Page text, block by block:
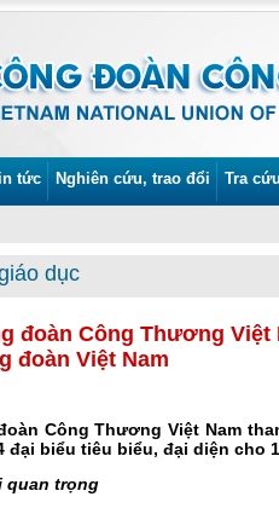
tức Nghiên cứu, trao đổi Tra
dục
đoàn Công Thương
đoàn Việt Nam
Công Thương Việt Nam
đại biểu tiêu biểu, đại diện cho
quan trọng